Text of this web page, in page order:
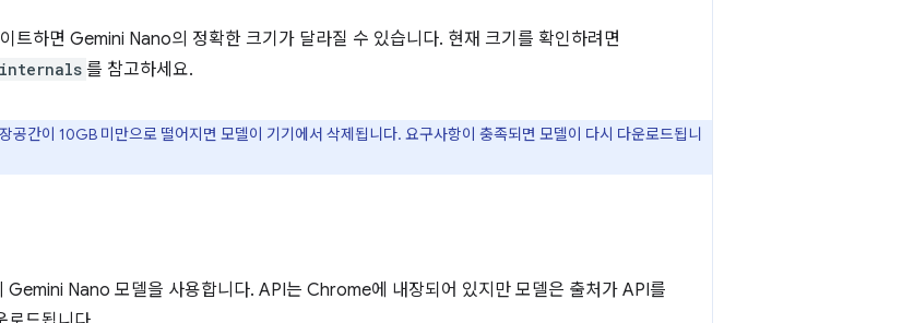
트하면 Gemini Nano의 정확한 크기가 달라질 수 있습니다. 현재 크기를 확인하려면
를 참고하세요.
공간이 10GB 미만으로 떨어지면 모델이 기기에서 삭제됩니다. 요구사항이 충족되면 모델이 다시 다운로드됩니
Nano 모델을 사용합니다. API는 Chrome에 내장되어 있지만 모델은 출처가 API를